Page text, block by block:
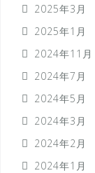
2025年3月
2025年1月
2024年11月
2024年7月
2024年5月
2024年3月
2024年2月
2024年1月